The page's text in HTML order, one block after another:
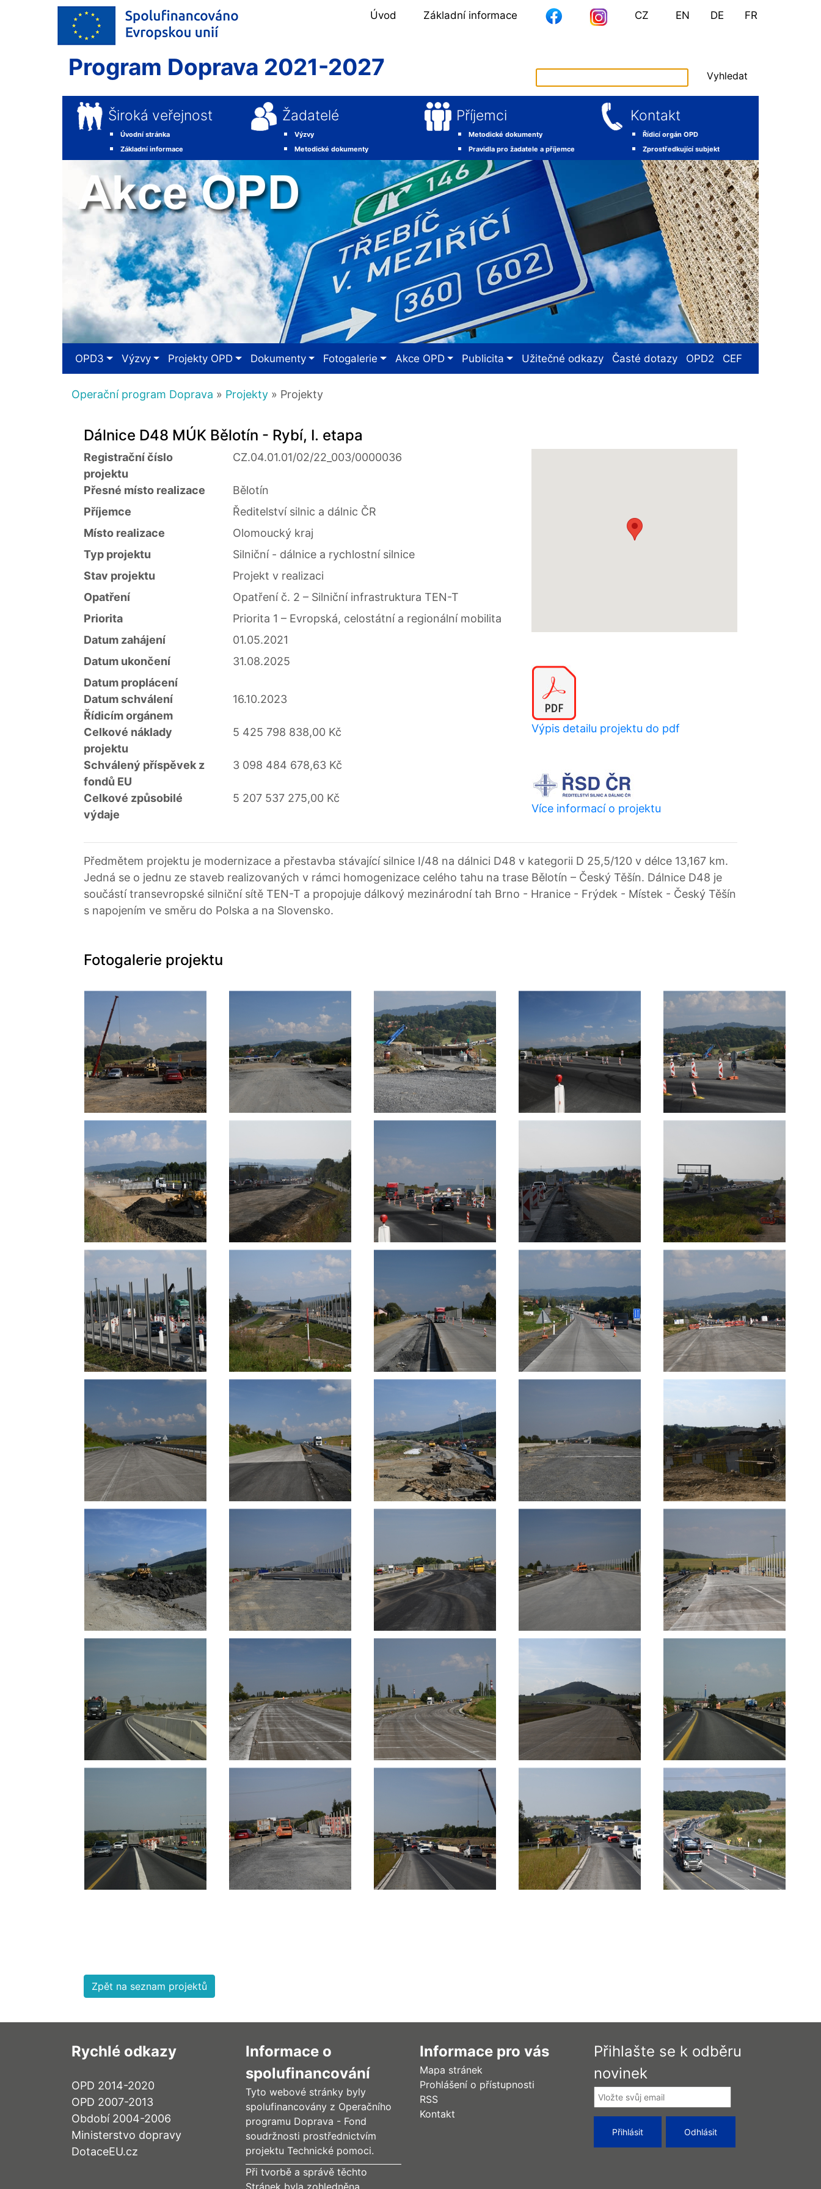
Úvod Základní informace CZ EN DE FR
Program Doprava 2021-2027 Vyhledat
Široká veřejnost
Úvodní stránka
Základní informace
Žadatelé
Výzvy
Metodické dokumenty
Příjemci
Metodické dokumenty
Pravidla pro žadatele a příjemce
Kontakt
Řídicí orgán OPD
Zprostředkující subjekt
OPD3 Výzvy Projekty OPD Dokumenty Fotogalerie Akce OPD Publicita Užitečné odkazy Časté dotazy OPD2 CEF
Operační program Doprava » Projekty » Projekty
Dálnice D48 MÚK Bělotín - Rybí, I. etapa
Registrační číslo
projektu
CZ.04.01.01/02/22_003/0000036
Přesné místo realizace
Bělotín
Příjemce
Ředitelství silnic a dálnic ČR
Místo realizace
Olomoucký kraj
Typ projektu
Silniční - dálnice a rychlostní silnice
Stav projektu
Projekt v realizaci
Opatření
Opatření č. 2 – Silniční infrastruktura TEN-T
Priorita
Priorita 1 – Evropská, celostátní a regionální mobilita
Datum zahájení
01.05.2021
Datum ukončení
31.08.2025
Datum proplácení
Datum schválení
Řídicím orgánem
16.10.2023
Celkové náklady
projektu
5 425 798 838,00 Kč
Schválený příspěvek z
fondů EU
3 098 484 678,63 Kč
Celkové způsobilé
výdaje
5 207 537 275,00 Kč
Výpis detailu projektu do pdf
Více informací o projektu
Předmětem projektu je modernizace a přestavba stávající silnice I/48 na dálnici D48 v kategorii D 25,5/120 v délce 13,167 km.
Jedná se o jednu ze staveb realizovaných v rámci homogenizace celého tahu na trase Bělotín – Český Těšín. Dálnice D48 je
součástí transevropské silniční sítě TEN-T a propojuje dálkový mezinárodní tah Brno - Hranice - Frýdek - Místek - Český Těšín
s napojením ve směru do Polska a na Slovensko.
Fotogalerie projektu
Zpět na seznam projektů
Rychlé odkazy
OPD 2014-2020
OPD 2007-2013
Období 2004-2006
Ministerstvo dopravy
DotaceEU.cz
Informace o
spolufinancování
Tyto webové stránky byly
spolufinancovány z Operačního
programu Doprava - Fond
soudržnosti prostřednictvím
projektu Technické pomoci.
Při tvorbě a správě těchto
Stránek byla zohledněna
Informace pro vás
Mapa stránek
Prohlášení o přístupnosti
RSS
Kontakt
Přihlašte se k odběru
novinek